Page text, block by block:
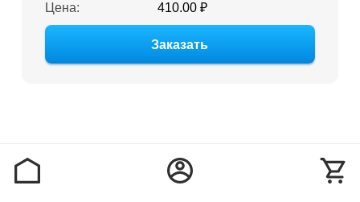
Цена:
410.00 ₽
Заказать